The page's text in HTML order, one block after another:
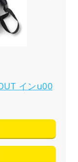
インu00